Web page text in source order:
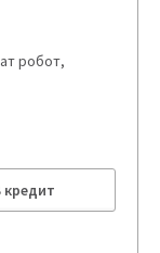
робот,
кредит